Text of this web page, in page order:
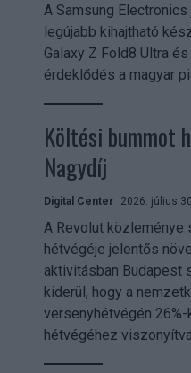
A Samsung
legújabb kihajtható
Galaxy Z Fold8 Ultra
érdeklődés a magyar
Költési bummot
Nagydíj
Digital Center 2026. július
A Revolut közleménye
hétvégéje jelentős
aktivitásban Budapest
kiderül, hogy a
versenyhétvégén
hétvégéhez